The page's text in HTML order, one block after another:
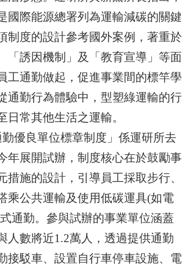
國際能源總署列為運輸減碳的關鍵
制度的設計參考國外案例，著重於
「誘因機制」及「教育宣導」等面
工通勤做起，促進事業間的標竿學
通勤行為體驗中，型塑綠運輸的行
日常其他生活之運輸。
優良單位標章制度」係運研所去
年展開試辦，制度核心在於鼓勵事
措施的設計，引導員工採取步行、
乘公共運輸及使用低碳運具(如電
通勤。參與試辦的事業單位涵蓋
人數將近1.2萬人，透過提供通勤
接駁車、設置自行車停車設施、電